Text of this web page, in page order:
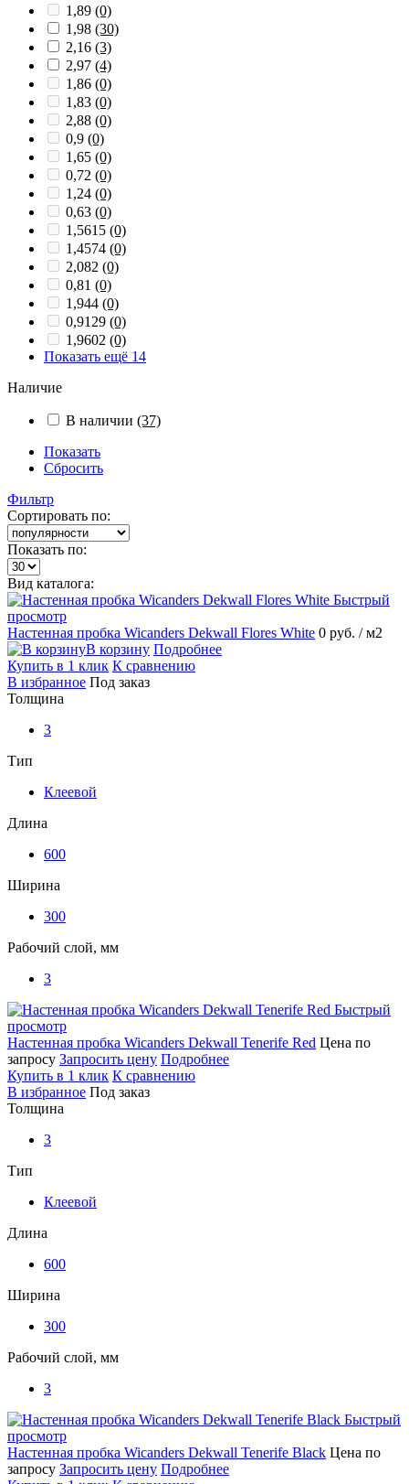
1,89 (0)
1,98 (30)
2,16 (3)
2,97 (4)
1,86 (0)
1,83 (0)
2,88 (0)
0,9 (0)
1,65 (0)
0,72 (0)
1,24 (0)
0,63 (0)
1,5615 (0)
1,4574 (0)
2,082 (0)
0,81 (0)
1,944 (0)
0,9129 (0)
1,9602 (0)
Показать ещё 14
Наличие
В наличии (37)
Показать
Сбросить
Фильтр
Сортировать по:
Показать по:
Вид каталога:
Быстрый
просмотр
Настенная пробка Wicanders Dekwall Flores White 0 руб. / м2
В корзину Подробнее
Купить в 1 клик К сравнению
В избранное Под заказ
Толщина
3
Тип
Клеевой
Длина
600
Ширина
300
Рабочий слой, мм
3
Быстрый
просмотр
Настенная пробка Wicanders Dekwall Tenerife Red Цена по
запросу Запросить цену Подробнее
Купить в 1 клик К сравнению
В избранное Под заказ
Толщина
3
Тип
Клеевой
Длина
600
Ширина
300
Рабочий слой, мм
3
Быстрый
просмотр
Настенная пробка Wicanders Dekwall Tenerife Black Цена по
запросу Запросить цену Подробнее